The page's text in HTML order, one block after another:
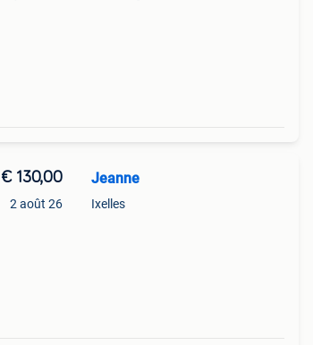
€ 130,00
2 août 26
Jeanne
Ixelles